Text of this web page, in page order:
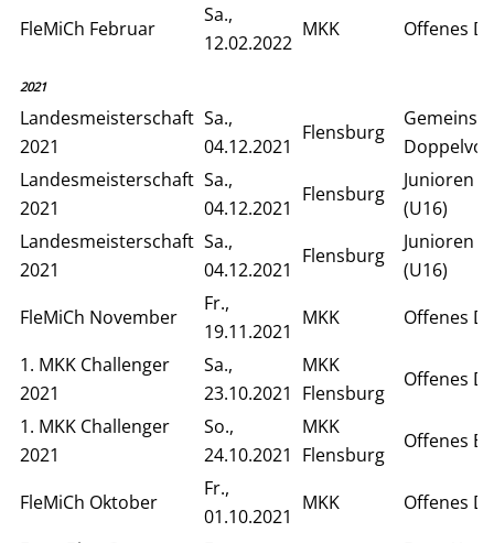
FleMiCh Februar
Sa.,
12.02.2022
MKK Offenes
2021
Landesmeisterschaft
2021
Sa.,
04.12.2021
Flensburg
Landesmeisterschaft
2021
Sa.,
04.12.2021
Flensburg
Junioren
(U16)
Landesmeisterschaft
2021
Sa.,
04.12.2021
Flensburg
Junioren
(U16)
FleMiCh November
Fr.,
19.11.2021
MKK
Offenes
1. MKK Challenger
2021
Sa.,
23.10.2021
MKK
Flensburg
Offenes
1. MKK Challenger
2021
So.,
24.10.2021
MKK
Flensburg
Offenes
FleMiCh Oktober
Fr.,
01.10.2021
MKK
Offenes